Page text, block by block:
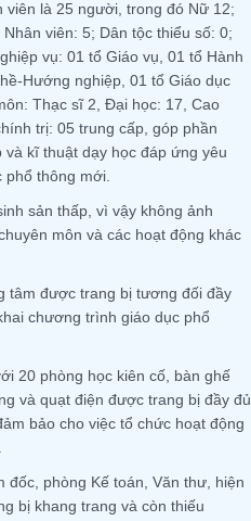
viên là 25 người, trong đó Nữ 12;
viên: 5; Dân tộc thiểu số: 0;
vụ: 01 tổ Giáo vụ, 01 tổ Hành
Hướng nghiệp, 01 tổ Giáo dục
Thạc sĩ 2, Đại học: 17, Cao
trị: 05 trung cấp, góp phần
kĩ thuật dạy học đáp ứng yêu
phổ thông mới.
sản thấp, vì vậy không ảnh
môn và các hoạt động khác
tâm được trang bị tương đối đầy
chương trình giáo dục phổ
20 phòng học kiên cố, bàn ghế
và quạt điện được trang bị đầy đủ
bảo cho việc tổ chức hoạt động
đốc, phòng Kế toán, Văn thư, hiện
bị khang trang và còn thiếu